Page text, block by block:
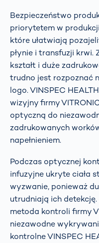
Bezpieczeństwo
priorytetem w
które ułatwiają
płynie i transfuzji krwi.
kształt i duże
trudno jest rozpoznać
logo. VINSPEC
wizyjny firmy
optyczną do
zadrukowanych
napełnieniem.
Podczas optycznej
infuzyjne ukryte ciała
wyzwanie, ponieważ
utrudniają ich
metoda kontroli firmy
niezawodne
kontrolne VINSPEC